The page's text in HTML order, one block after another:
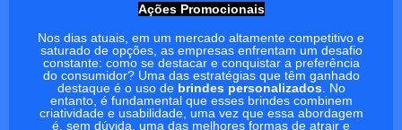
Ações Promocionais
Nos dias atuais, em um mercado altamente competitivo e
saturado de opções, as empresas enfrentam um desafio
constante: como se destacar e conquistar a preferência
do consumidor? Uma das estratégias que têm ganhado
destaque é o uso de brindes personalizados. No
entanto, é fundamental que esses brindes combinem
criatividade e usabilidade, uma vez que essa abordagem
é, sem dúvida, uma das melhores formas de atrair e